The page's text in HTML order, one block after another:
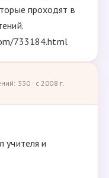
проходят в
733184.html
330 · с 2008 г.
учителя и